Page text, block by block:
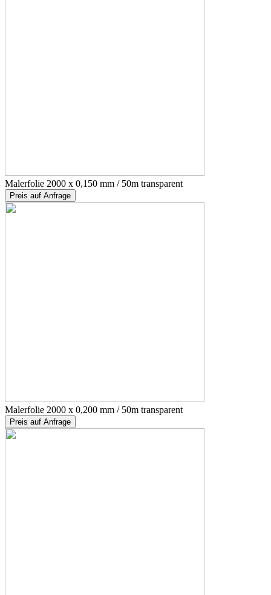
Malerfolie 2000 x 0,150 mm / 50m transparent
Preis auf Anfrage
Malerfolie 2000 x 0,200 mm / 50m transparent
Preis auf Anfrage